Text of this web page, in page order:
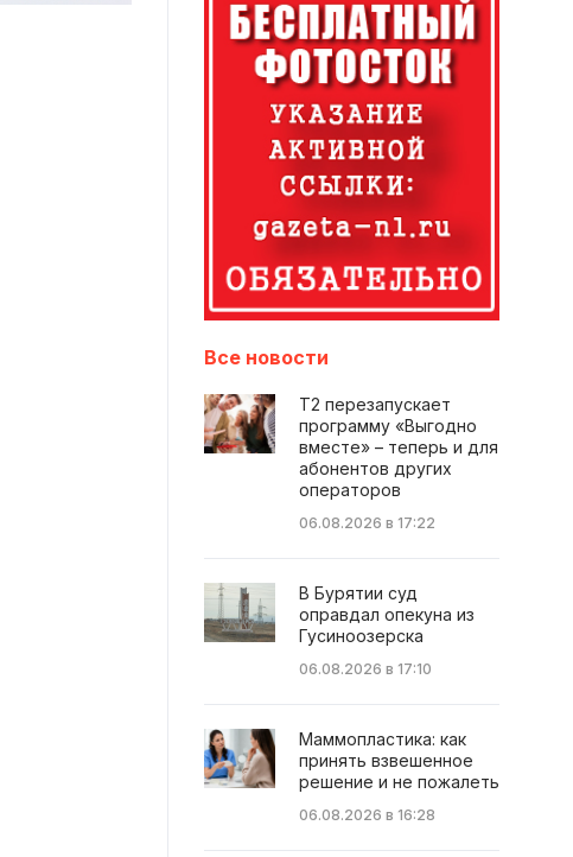
Все новости
Т2 перезапускает
программу «Выгодно
вместе» – теперь и для
абонентов других
операторов
06.08.2026 в 17:22
В Бурятии суд
оправдал опекуна из
Гусиноозерска
06.08.2026 в 17:10
Маммопластика: как
принять взвешенное
решение и не пожалеть
06.08.2026 в 16:28